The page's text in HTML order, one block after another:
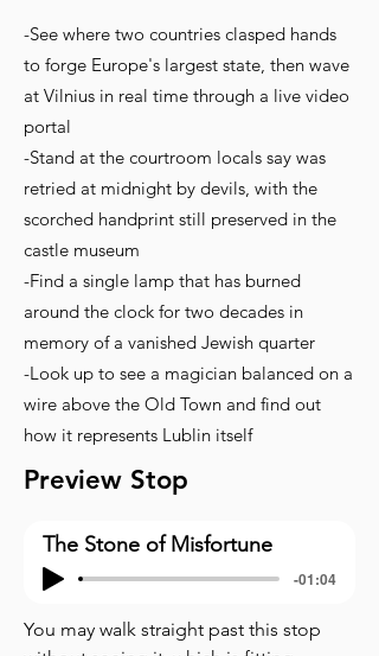
-See where two countries clasped hands
to forge Europe's largest state, then wave
at Vilnius in real time through a live video
portal
-Stand at the courtroom locals say was
retried at midnight by devils, with the
scorched handprint still preserved in the
castle museum
-Find a single lamp that has burned
around the clock for two decades in
memory of a vanished Jewish quarter
-Look up to see a magician balanced on a
wire above the Old Town and find out
how it represents Lublin itself
Preview Stop
The Stone of Misfortune
-01:04
You may walk straight past this stop